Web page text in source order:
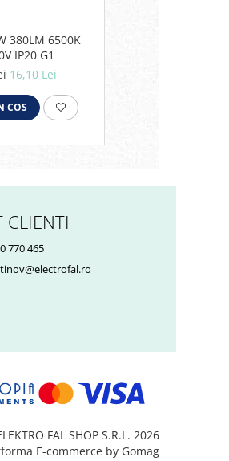
380LM 6500K
IP20 G1
16,10 Lei
COS
CLIENTI
770 465
FAL SHOP S.R.L. 2026
E-commerce by Gomag